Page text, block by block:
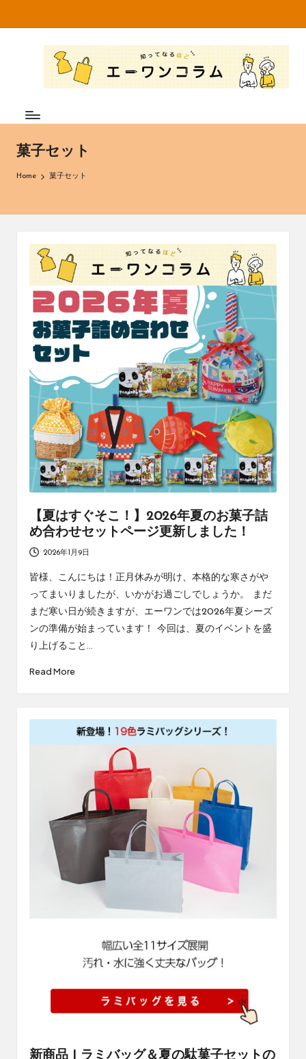
Skip
知
っ
な
る
ほ
ー
ワ
ン
コ
ラ
ム
不
織
布
ー
ー・
の
会
社
エ
ー
ワ
の
コ
ラ
ム
で
す
菓子セット
Home 菓子セット
【夏はすぐそこ！】2026年夏のお菓子詰
め合わせセットページ更新しました！
2026年1月9日
皆様、こんにちは！正月休みが明け、本格的な寒さがや
ってまいりましたが、いかがお過ごしでしょうか。 まだ
まだ寒い日が続きますが、エーワンでは2026年夏シーズ
ンの準備が始まっています！ 今回は、夏のイベントを盛
り上げること…
Read More
新商品 | ラミバッグ＆夏の駄菓子セットの